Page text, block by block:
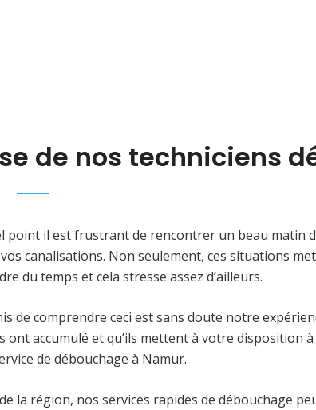
de nos techniciens
point il est frustrant de rencontrer un beau matin
canalisations. Non seulement, ces situations
du temps et cela stresse assez d’ailleurs.
de comprendre ceci est sans doute notre
ont accumulé et qu’ils mettent à votre disposition
de débouchage à Namur.
la région, nos services rapides de débouchage